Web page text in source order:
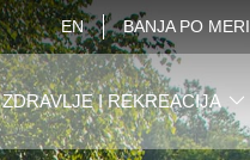
EN BANJA PO MERI
ZDRAVLJE I REKREACIJA